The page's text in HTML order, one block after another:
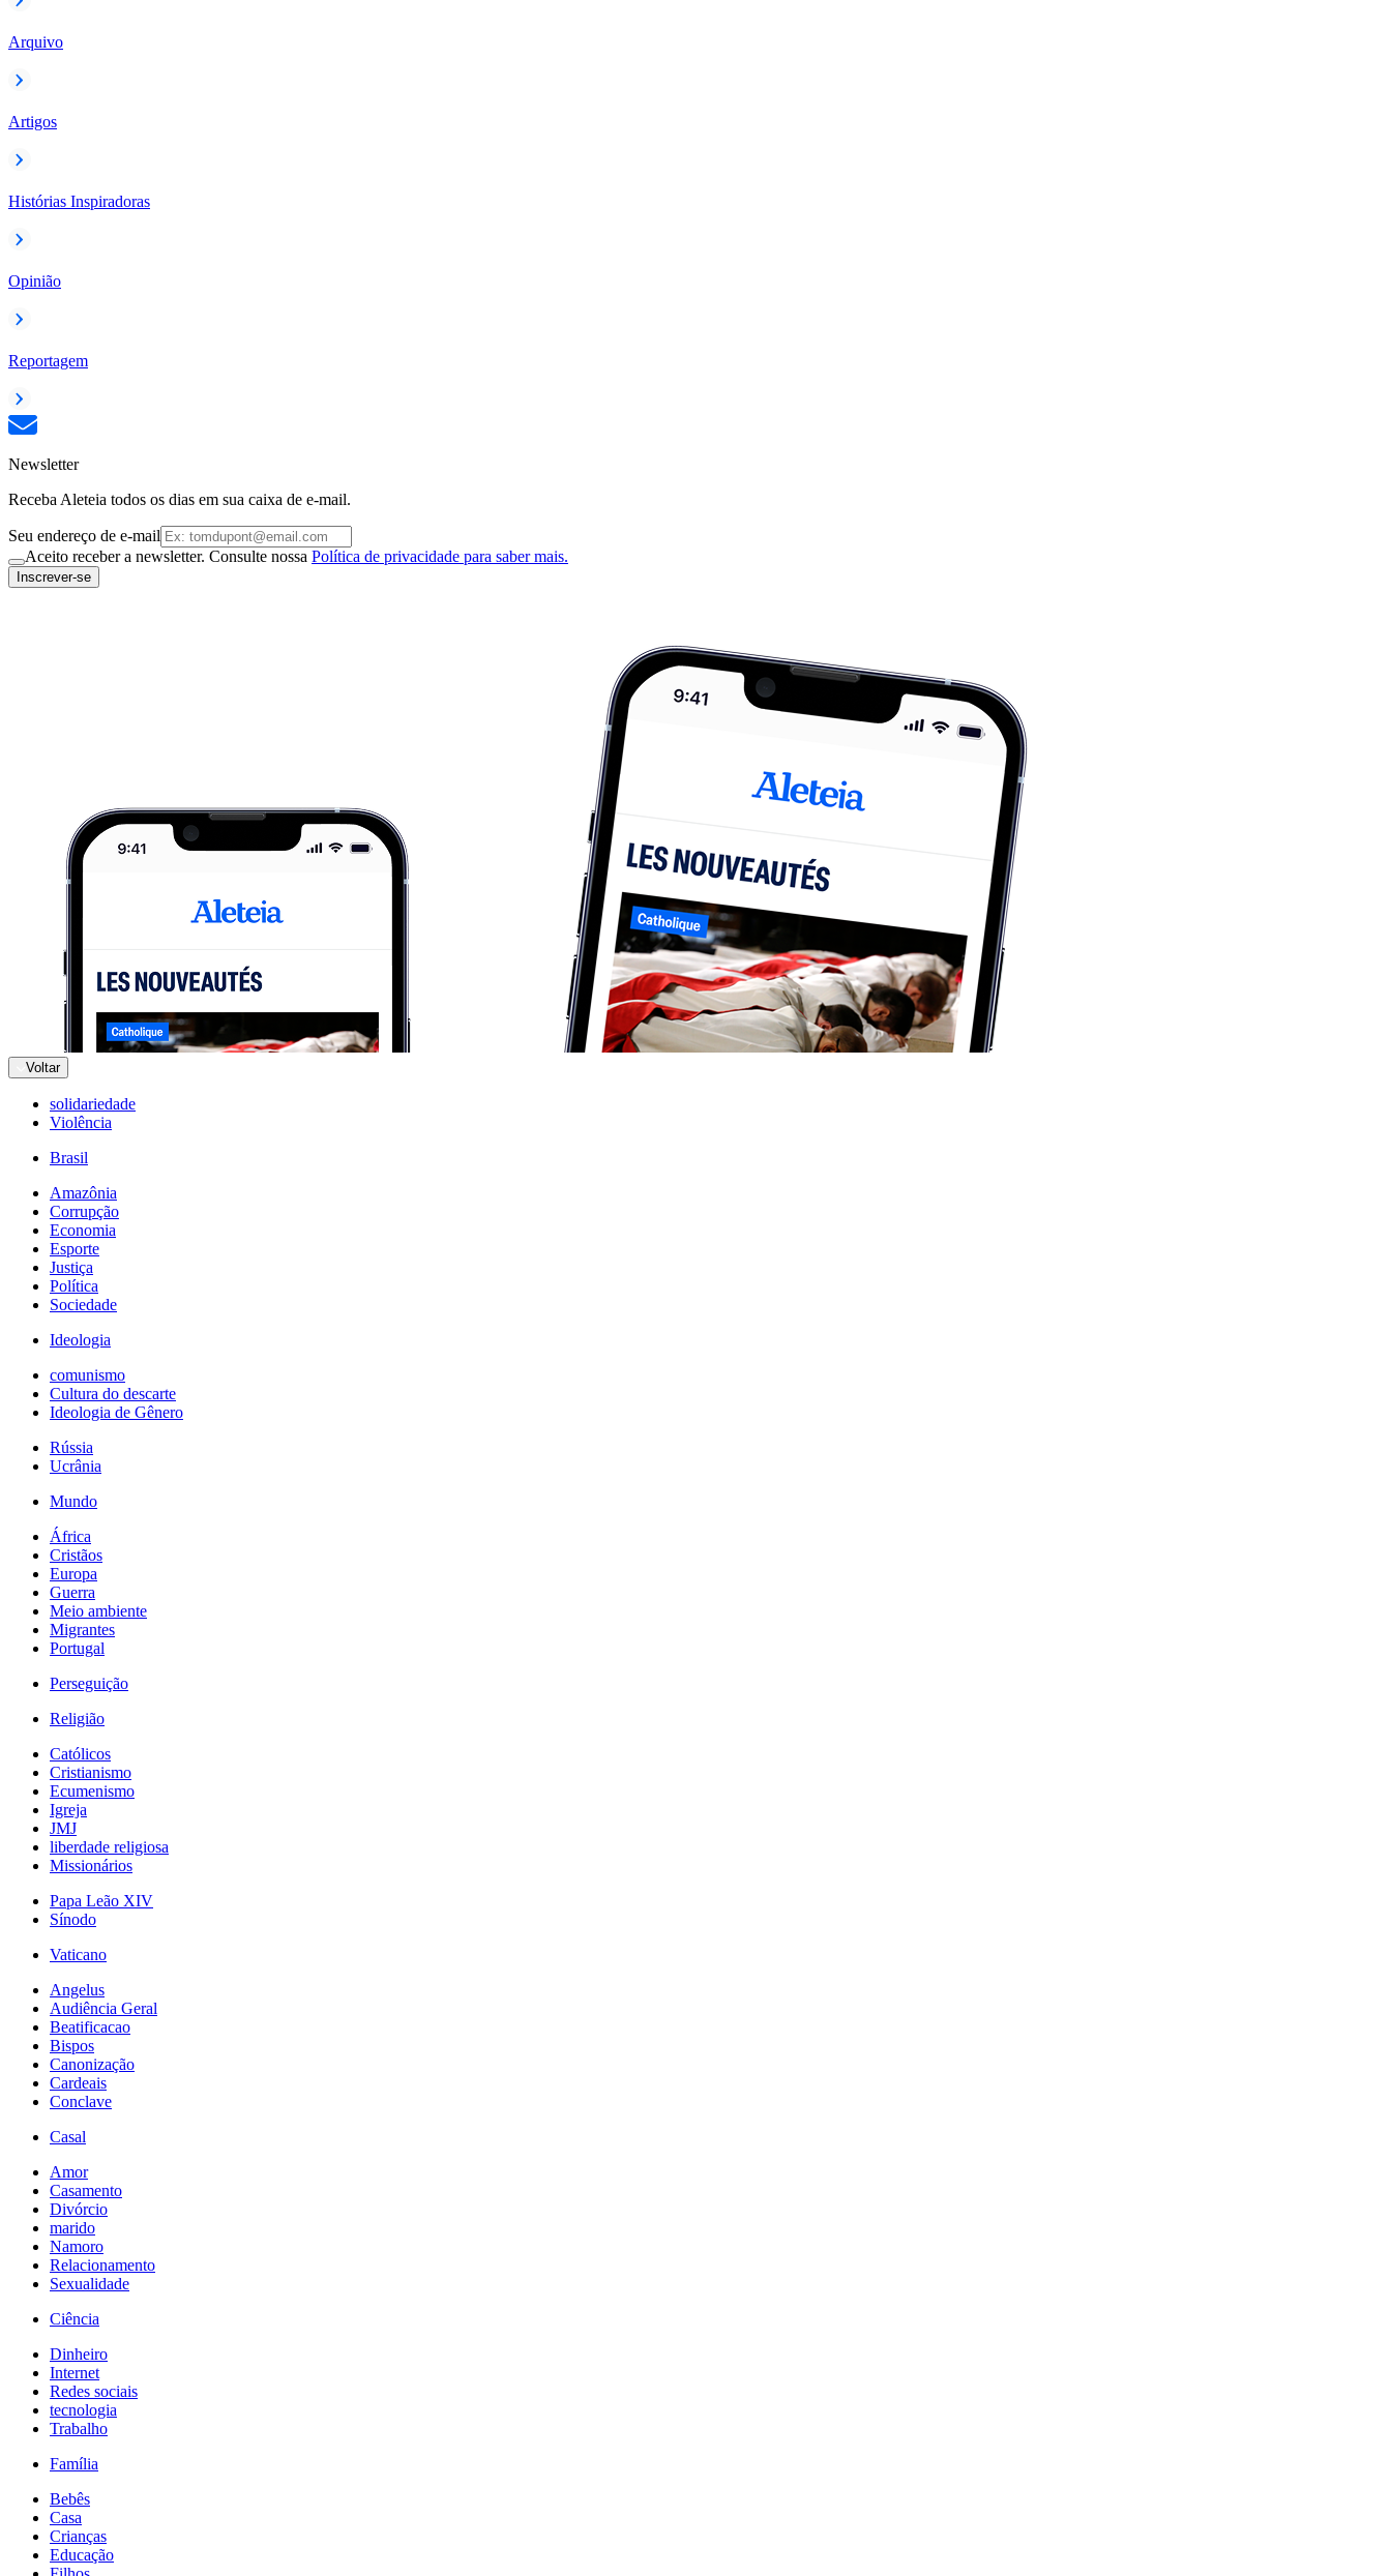
Arquivo
Artigos
Histórias Inspiradoras
Opinião
Reportagem
Newsletter
Receba Aleteia todos os dias em sua caixa de e-mail.
Seu endereço de e-mail
Aceito receber a newsletter. Consulte nossa Política de privacidade para saber mais.
Inscrever-se
Voltar
solidariedade
Violência
Brasil
Amazônia
Corrupção
Economia
Esporte
Justiça
Política
Sociedade
Ideologia
comunismo
Cultura do descarte
Ideologia de Gênero
Rússia
Ucrânia
Mundo
África
Cristãos
Europa
Guerra
Meio ambiente
Migrantes
Portugal
Perseguição
Religião
Católicos
Cristianismo
Ecumenismo
Igreja
JMJ
liberdade religiosa
Missionários
Papa Leão XIV
Sínodo
Vaticano
Angelus
Audiência Geral
Beatificacao
Bispos
Canonização
Cardeais
Conclave
Casal
Amor
Casamento
Divórcio
marido
Namoro
Relacionamento
Sexualidade
Ciência
Dinheiro
Internet
Redes sociais
tecnologia
Trabalho
Família
Bebês
Casa
Crianças
Educação